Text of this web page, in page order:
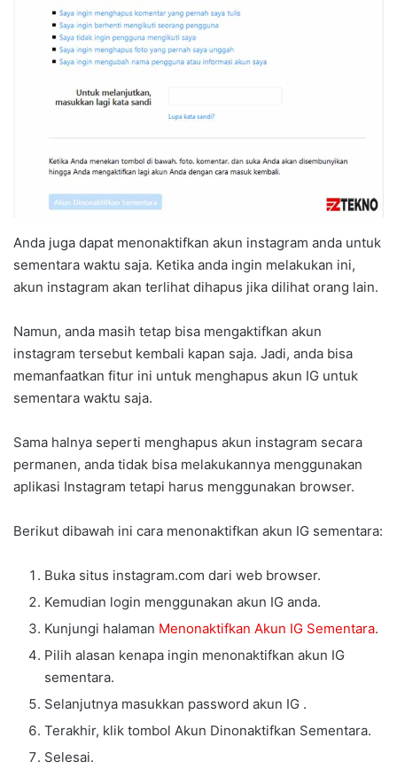
Anda juga dapat menonaktifkan akun instagram anda untuk
sementara waktu saja. Ketika anda ingin melakukan ini,
akun instagram akan terlihat dihapus jika dilihat orang lain.
Namun, anda masih tetap bisa mengaktifkan akun
instagram tersebut kembali kapan saja. Jadi, anda bisa
memanfaatkan fitur ini untuk menghapus akun IG untuk
sementara waktu saja.
Sama halnya seperti menghapus akun instagram secara
permanen, anda tidak bisa melakukannya menggunakan
aplikasi Instagram tetapi harus menggunakan browser.
Berikut dibawah ini cara menonaktifkan akun IG sementara:
Buka situs instagram.com dari web browser.
Kemudian login menggunakan akun IG anda.
Kunjungi halaman Menonaktifkan Akun IG Sementara.
Pilih alasan kenapa ingin menonaktifkan akun IG
sementara.
Selanjutnya masukkan password akun IG .
Terakhir, klik tombol Akun Dinonaktifkan Sementara.
Selesai.